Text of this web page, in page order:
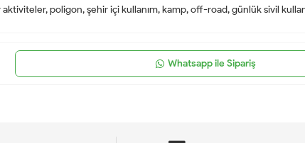
poligon, şehir içi kullanım, kamp, off-road, günlük sivil
Whatsapp ile Sipariş